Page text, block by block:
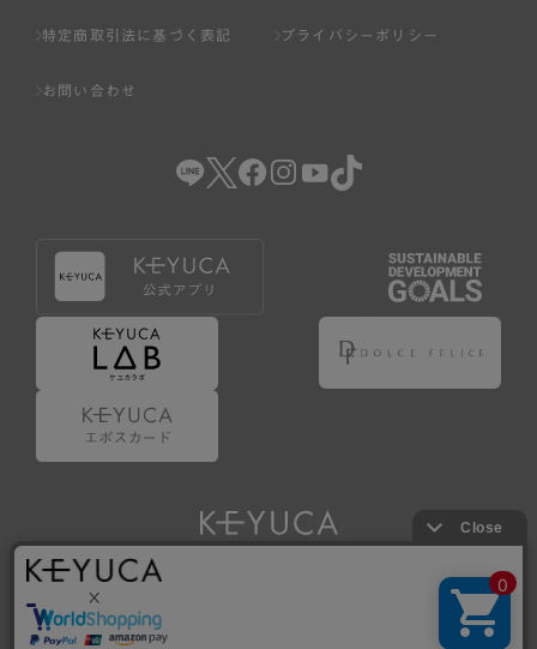
いる場合。
（5） その他、本規約または個別規定に違反した場合。
4.会員登録が取り消された場合においても、当該会員は、
弊社とのお取引等により既に発生した支払義務等の取引上
の義務および本規約上の義務の履行責任を免れないものと
します。
5.仮登録とは、ケユカが提供するアプリ等でサービスを利
用するための簡易的な会員登録（以下「仮登録」といいま
6.仮登録をすることで、第9条のポイント付与を受けるこ
とができます。
7.仮登録状態はポイントの利用は行えず、第3条1項の通り
に登録完了することでポイント利用が行えるようになりま
す。
特定商取引法に基づく表記 プライバシーポリシー
お問い合わせ
Copyright © KAWAJUN Co., Ltd. All Rights Reserved.